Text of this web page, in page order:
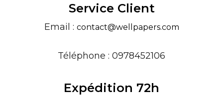
Service Client
Email : contact@wellpapers.com
Téléphone : 0978452106
Expédition 72h